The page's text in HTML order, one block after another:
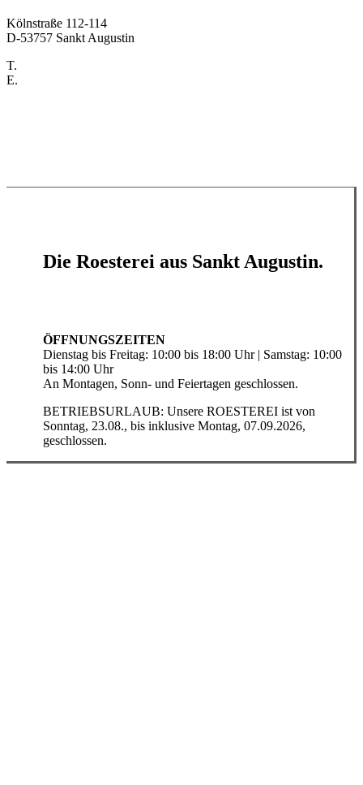
Kölnstraße 112-114
D-53757 Sankt Augustin
T.
E.
Die Roesterei aus Sankt Augustin.
ÖFFNUNGSZEITEN
Dienstag bis Freitag: 10:00 bis 18:00 Uhr | Samstag: 10:00
bis 14:00 Uhr
An Montagen, Sonn- und Feiertagen geschlossen.
BETRIEBSURLAUB: Unsere ROESTEREI ist von
Sonntag, 23.08., bis inklusive Montag, 07.09.2026,
geschlossen.